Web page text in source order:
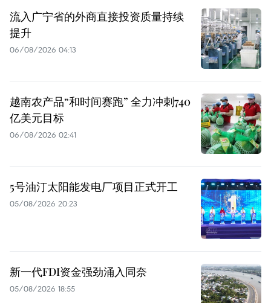
流入广宁省的外商直接投资质量持续
提升
06/08/2026 04:13
越南农产品“和时间赛跑” 全力冲刺740
亿美元目标
06/08/2026 02:41
5号油汀太阳能发电厂项目正式开工
05/08/2026 20:23
新一代FDI资金强劲涌入同奈
05/08/2026 18:55